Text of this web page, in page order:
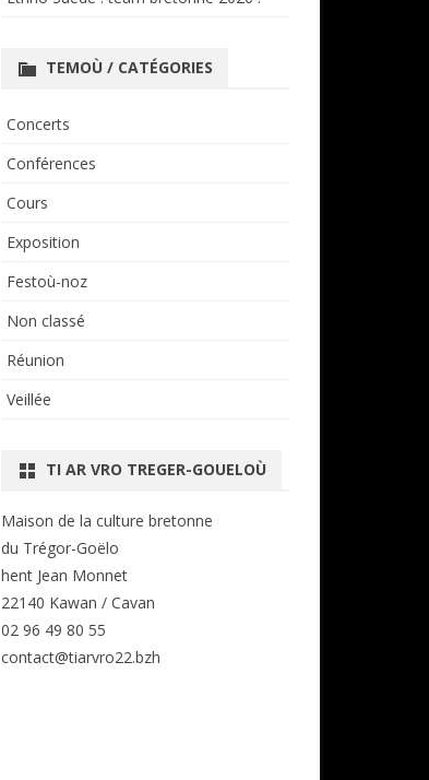
TEMOÙ / CATÉGORIES
Concerts
Conférences
Cours
Exposition
Festoù-noz
Non classé
Réunion
Veillée
TI AR VRO TREGER-GOUELOÙ
Maison de la culture bretonne
du Trégor-Goëlo
hent Jean Monnet
22140 Kawan / Cavan
02 96 49 80 55
contact@tiarvro22.bzh